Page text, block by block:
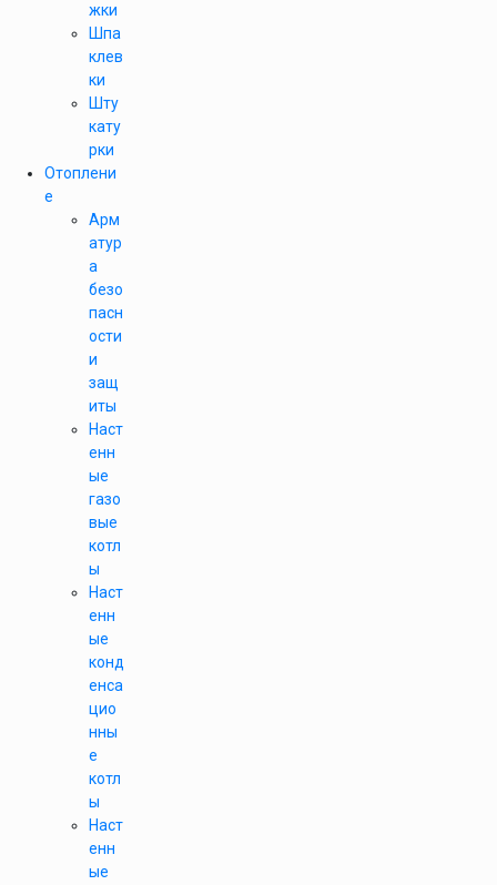
жки
Шпа
клев
ки
Шту
кату
рки
Отоплени
е
Арм
атур
а
безо
пасн
ости
и
защ
иты
Наст
енн
ые
газо
вые
котл
ы
Наст
енн
ые
конд
енса
цио
нны
е
котл
ы
Наст
енн
ые